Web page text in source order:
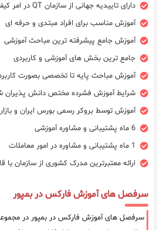
دارای تاییدیه جهانی از سازمان QT در امر کیفیت آموزش
آموزش مناسب برای افراد مبتدی و حرفه ای
آموزش جامع پیشرفته ترین مباحث آموزشی
جامع ترین بخش های آموزشی و کاربردی
آموزش مباحث پایه تا تخصصی بصورت
شرایط آموزش فشرده مختص دانش پذیران
آموزش توسط بروکر رسمی بورس ایران و
6 ماه پشتیبانی و مشاوره آموزشی
1 ماه پشتیبانی و مشاوره در امور معاملات
ارائه معتبرترین مدرک کشوری از سازمان با
سرفصل های آموزش فارکس در بمپور